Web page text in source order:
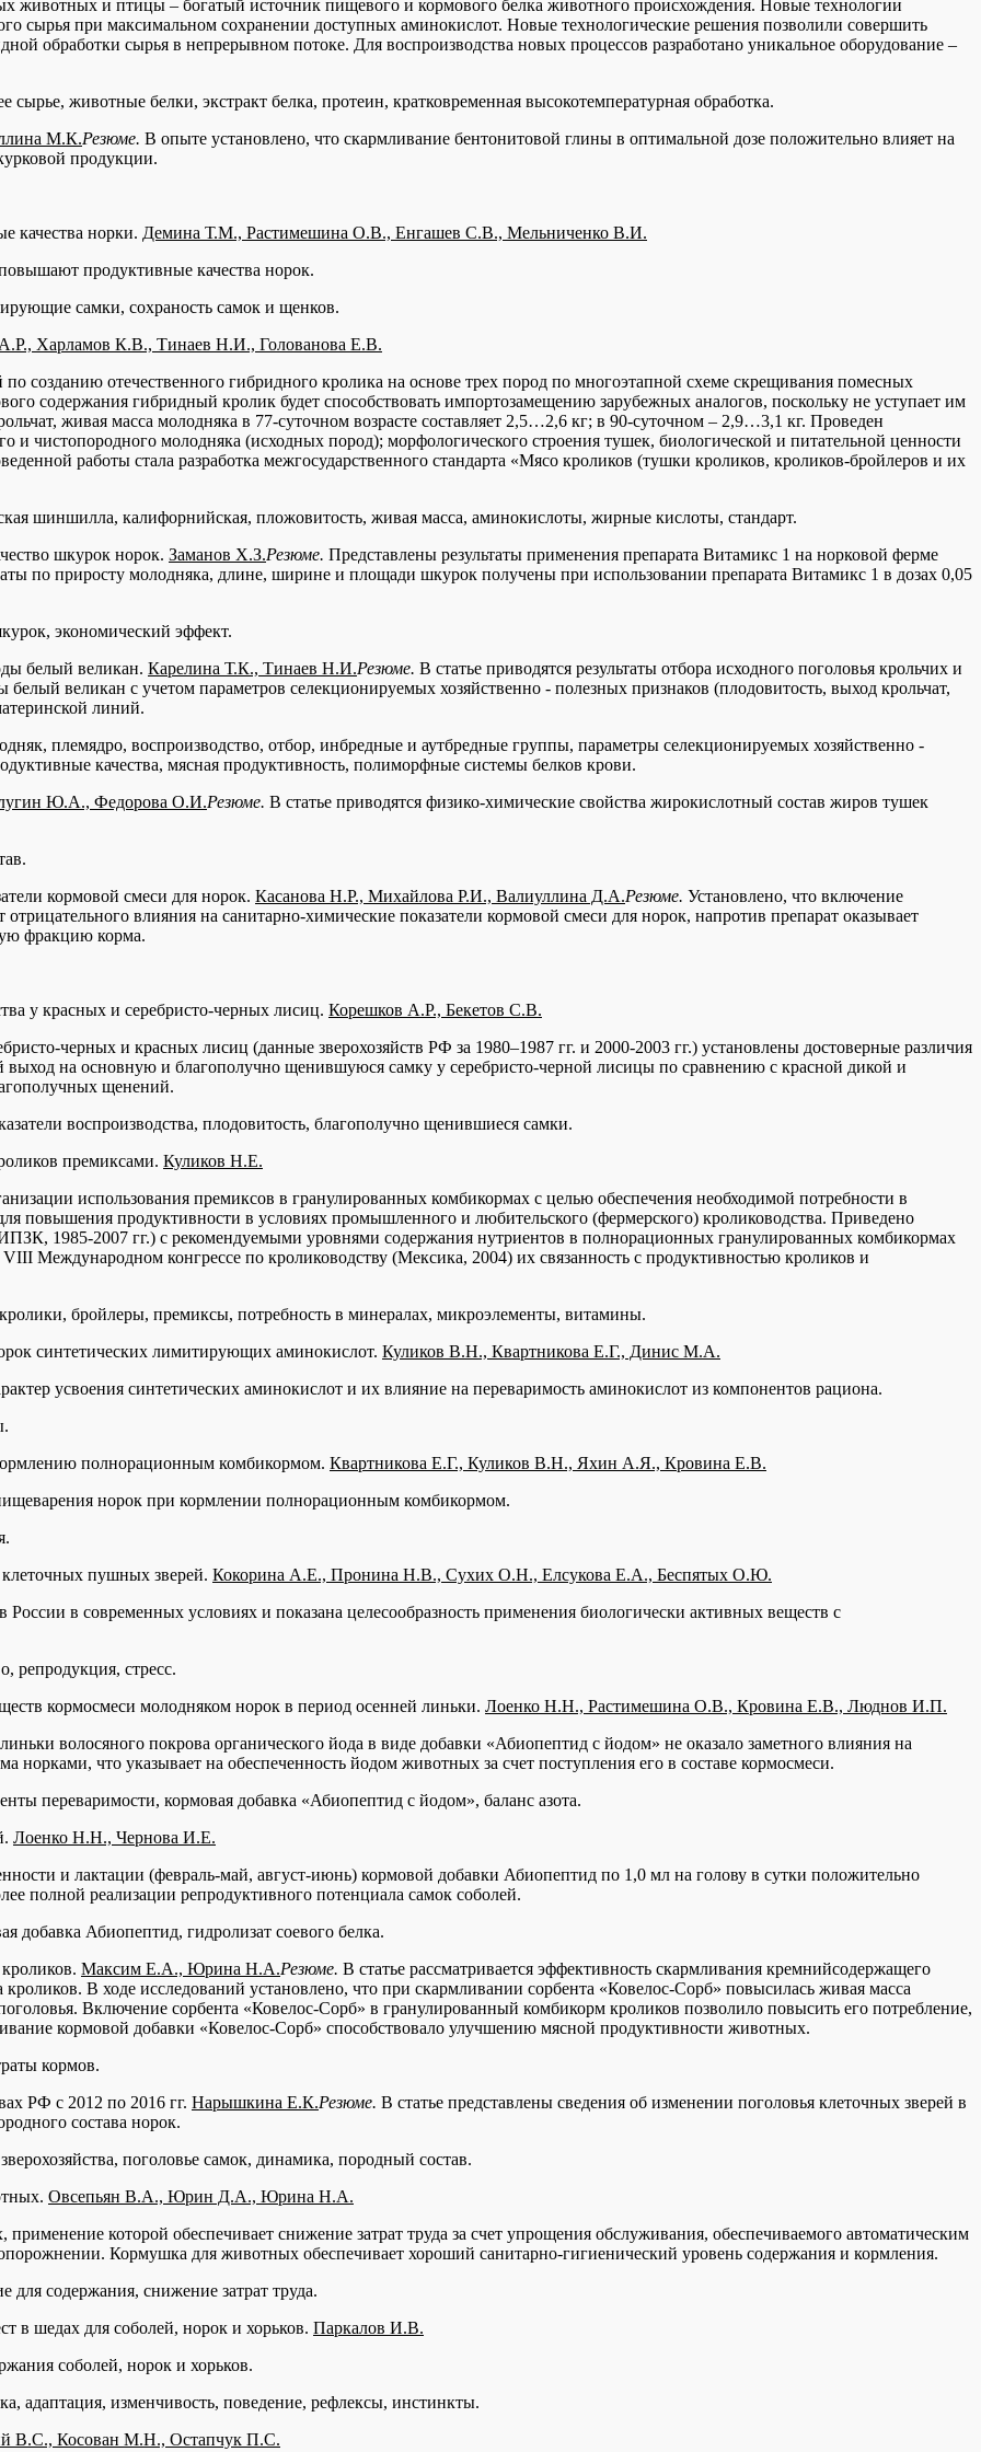
животных и птицы – богатый источник пищевого и кормового белка животного происхождения. Новые технологии
сырья при максимальном сохранении доступных аминокислот. Новые технологические решения позволили совершить
обработки сырья в непрерывном потоке. Для воспроизводства новых процессов разработано уникальное оборудование –
животные белки, экстракт белка, протеин, кратковременная высокотемпературная обработка.
М.К.Резюме. В опыте установлено, что скармливание бентонитовой глины в оптимальной дозе положительно влияет на
продукции.
качества норки. Демина Т.М., Растимешина О.В., Енгашев С.В., Мельниченко В.И.
продуктивные качества норок.
самки, сохраность самок и щенков.
Харламов К.В., Тинаев Н.И., Голованова Е.В.
созданию отечественного гибридного кролика на основе трех пород по многоэтапной схеме скрещивания помесных
содержания гибридный кролик будет способствовать импортозамещению зарубежных аналогов, поскольку не уступает им
живая масса молодняка в 77-суточном возрасте составляет 2,5…2,6 кг; в 90-суточном – 2,9…3,1 кг. Проведен
чистопородного молодняка (исходных пород); морфологического строения тушек, биологической и питательной ценности
работы стала разработка межгосударственного стандарта «Мясо кроликов (тушки кроликов, кроликов-бройлеров и их
шиншилла, калифорнийская, пложовитость, живая масса, аминокислоты, жирные кислоты, стандарт.
шкурок норок. Заманов Х.З.Резюме. Представлены результаты применения препарата Витамикс 1 на норковой ферме
по приросту молодняка, длине, ширине и площади шкурок получены при использовании препарата Витамикс 1 в дозах 0,05
экономический эффект.
белый великан. Карелина Т.К., Тинаев Н.И.Резюме. В статье приводятся результаты отбора исходного поголовья крольчих и
великан с учетом параметров селекционируемых хозяйственно - полезных признаков (плодовитость, выход крольчат,
линий.
племядро, воспроизводство, отбор, инбредные и аутбредные группы, параметры селекционируемых хозяйственно -
качества, мясная продуктивность, полиморфные системы белков крови.
Ю.А., Федорова О.И.Резюме. В статье приводятся физико-химические свойства жирокислотный состав жиров тушек
кормовой смеси для норок. Касанова Н.Р., Михайлова Р.И., Валиуллина Д.А.Резюме. Установлено, что включение
влияния на санитарно-химические показатели кормовой смеси для норок, напротив препарат оказывает
фракцию корма.
у красных и серебристо-черных лисиц. Корешков А.Р., Бекетов С.В.
черных и красных лисиц (данные зверохозяйств РФ за 1980–1987 гг. и 2000-2003 гг.) установлены достоверные различия
выход на основную и благополучно щенившуюся самку у серебристо-черной лисицы по сравнению с красной дикой и
щенений.
воспроизводства, плодовитость, благополучно щенившиеся самки.
премиксами. Куликов Н.Е.
использования премиксов в гранулированных комбикормах с целью обеспечения необходимой потребности в
повышения продуктивности в условиях промышленного и любительского (фермерского) кролиководства. Приведено
1985-2007 гг.) с рекомендуемыми уровнями содержания нутриентов в полнорационных гранулированных комбикормах
Международном конгрессе по кролиководству (Мексика, 2004) их связанность с продуктивностью кроликов и
бройлеры, премиксы, потребность в минералах, микроэлементы, витамины.
синтетических лимитирующих аминокислот. Куликов В.Н., Квартникова Е.Г., Динис М.А.
усвоения синтетических аминокислот и их влияние на переваримость аминокислот из компонентов рациона.
полнорационным комбикормом. Квартникова Е.Г., Куликов В.Н., Яхин А.Я., Кровина Е.В.
норок при кормлении полнорационным комбикормом.
пушных зверей. Кокорина А.Е., Пронина Н.В., Сухих О.Н., Елсукова Е.А., Беспятых О.Ю.
в современных условиях и показана целесообразность применения биологически активных веществ с
репродукция, стресс.
кормосмеси молодняком норок в период осенней линьки. Лоенко Н.Н., Растимешина О.В., Кровина Е.В., Люднов И.П.
волосяного покрова органического йода в виде добавки «Абиопептид с йодом» не оказало заметного влияния на
норками, что указывает на обеспеченность йодом животных за счет поступления его в составе кормосмеси.
переваримости, кормовая добавка «Абиопептид с йодом», баланс азота.
Лоенко Н.Н., Чернова И.Е.
и лактации (февраль-май, август-июнь) кормовой добавки Абиопептид по 1,0 мл на голову в сутки положительно
полной реализации репродуктивного потенциала самок соболей.
добавка Абиопептид, гидролизат соевого белка.
Максим Е.А., Юрина Н.А.Резюме. В статье рассматривается эффективность скармливания кремнийсодержащего
В ходе исследований установлено, что при скармливании сорбента «Ковелос-Сорб» повысилась живая масса
Включение сорбента «Ковелос-Сорб» в гранулированный комбикорм кроликов позволило повысить его потребление,
кормовой добавки «Ковелос-Сорб» способствовало улучшению мясной продуктивности животных.
кормов.
РФ с 2012 по 2016 гг. Нарышкина Е.К.Резюме. В статье представлены сведения об изменении поголовья клеточных зверей в
состава норок.
поголовье самок, динамика, породный состав.
Овсепьян В.А., Юрин Д.А., Юрина Н.А.
которой обеспечивает снижение затрат труда за счет упрощения обслуживания, обеспечиваемого автоматическим
Кормушка для животных обеспечивает хороший санитарно-гигиенический уровень содержания и кормления.
содержания, снижение затрат труда.
в шедах для соболей, норок и хорьков. Паркалов И.В.
соболей, норок и хорьков.
адаптация, изменчивость, поведение, рефлексы, инстинкты.
В.С., Косован М.Н., Остапчук П.С.